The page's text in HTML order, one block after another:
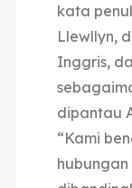
kata
Llewllyn,
Inggris,
dipantau
“Kami